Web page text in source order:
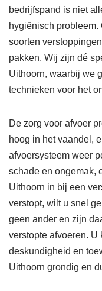
bedrijfspand is niet
hygiënisch probleem.
soorten
pakken. Wij zijn dé
Uithoorn, waarbij we
technieken voor het
De zorg voor afvoer
hoog in het vaandel,
afvoersysteem weer
schade en ongemak,
Uithoorn in bij een
verstopt, wilt u snel
geen ander en zijn
verstopte afvoeren. U
deskundigheid en
Uithoorn grondig en